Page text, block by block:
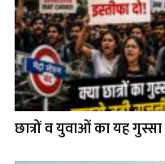
छात्रों व युवाओं का यह